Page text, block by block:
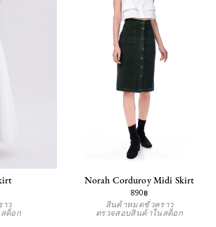
ว
ต็อก
Norah Corduroy Midi Skirt
890฿
สินค้าหมดชั่วคราว
ตรวจสอบสินค้าในสต็อก